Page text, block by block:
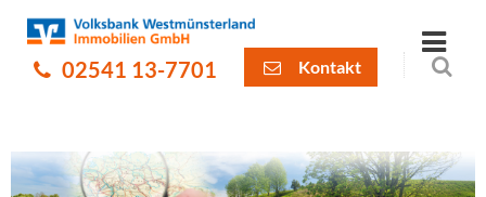
02541 13-7701 Kontakt